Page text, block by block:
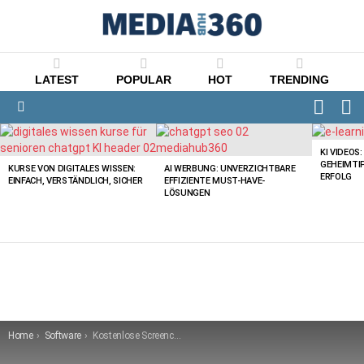
LATEST POPULAR HOT TRENDING
LATEST
STORIES
KURSE VON DIGITALES WISSEN:
EINFACH, VERSTÄNDLICH, SICHER
AI WERBUNG: UNVERZICHTBARE
EFFIZIENTE MUST-HAVE-
LÖSUNGEN
KI
ERFOLG
You are here:
Home Software Kostenlose Screencast Software für Lehrkräfte